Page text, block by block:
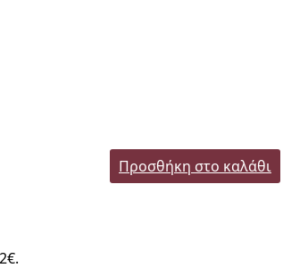
Προσθήκη στο καλάθι